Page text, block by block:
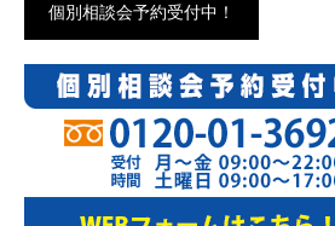
個別相談会予約受付中！